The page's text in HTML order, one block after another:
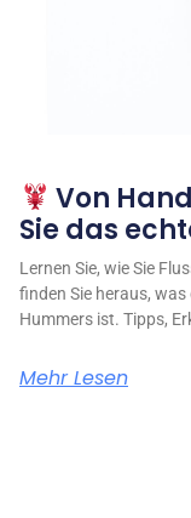
Von
Sie das
Lernen Sie, wie Sie
finden Sie heraus,
Hummers ist. Tipps,
Mehr Lesen